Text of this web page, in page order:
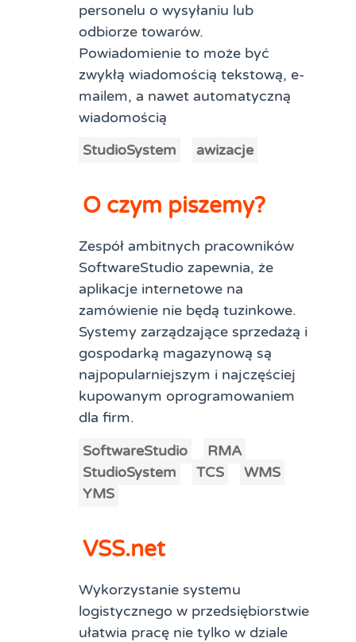
personelu o wysyłaniu lub
odbiorze towarów.
Powiadomienie to może być
zwykłą wiadomością tekstową, e-
mailem, a nawet automatyczną
wiadomością
StudioSystem
awizacje
O czym piszemy?
Zespół ambitnych pracowników
SoftwareStudio zapewnia, że
aplikacje internetowe na
zamówienie nie będą tuzinkowe.
Systemy zarządzające sprzedażą i
gospodarką magazynową są
najpopularniejszym i najczęściej
kupowanym oprogramowaniem
dla firm.
SoftwareStudio
RMA
StudioSystem
TCS
WMS
YMS
VSS.net
Wykorzystanie systemu
logistycznego w przedsiębiorstwie
ułatwia pracę nie tylko w dziale